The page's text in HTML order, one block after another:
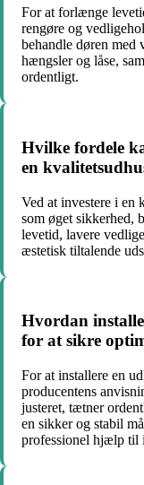
For at forlænge
rengøre og
behandle døren med
hængsler og låse,
ordentligt.
Hvilke fordele
en
Ved at investere i en
som øget sikkerhed,
levetid, lavere
æstetisk tiltalende
Hvordan
for at sikre
For at installere en
producentens
justeret, tætner
en sikker og stabil
professionel hjælp til